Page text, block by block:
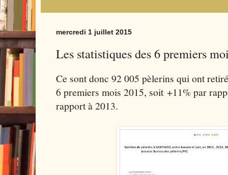
mercredi 1 juillet 2015
Les statistiques des 6 premiers
Ce sont donc 92 005 pèlerins qui ont
6 premiers mois 2015, soit +11% par
rapport à 2013.